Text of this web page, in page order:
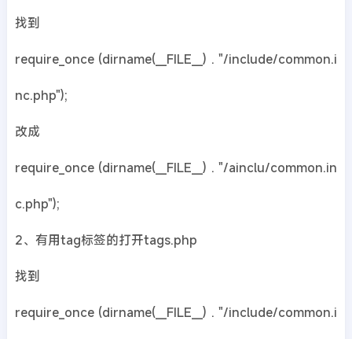
找到
require_once (dirname(__FILE__) . "/include/common.i
nc.php");
改成
require_once (dirname(__FILE__) . "/ainclu/common.in
c.php");
2、有用tag标签的打开tags.php
找到
require_once (dirname(__FILE__) . "/include/common.i